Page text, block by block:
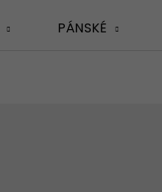
PÁNSKÉ